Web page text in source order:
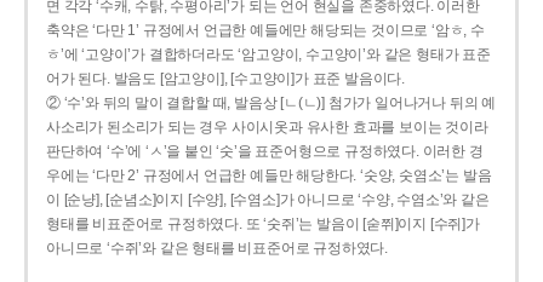
면 각각 ‘수캐, 수탉, 수평아리’가 되는 언어 현실을 존중하였다. 이러한
축약은 ‘다만 1’ 규정에서 언급한 예들에만 해당되는 것이므로 ‘암ㅎ, 수
ㅎ’에 ‘고양이’가 결합하더라도 ‘암고양이, 수고양이’와 같은 형태가 표준
어가 된다. 발음도 [암고양이], [수고양이]가 표준 발음이다.
② ‘수’와 뒤의 말이 결합할 때, 발음상 [ㄴ(ㄴ)] 첨가가 일어나거나 뒤의 예
사소리가 된소리가 되는 경우 사이시옷과 유사한 효과를 보이는 것이라
판단하여 ‘수’에 ‘ㅅ’을 붙인 ‘숫’을 표준어형으로 규정하였다. 이러한 경
우에는 ‘다만 2’ 규정에서 언급한 예들만 해당한다. ‘숫양, 숫염소’는 발음
이 [순냥], [순념소]이지 [수양], [수염소]가 아니므로 ‘수양, 수염소’와 같은
형태를 비표준어로 규정하였다. 또 ‘숫쥐’는 발음이 [숟쮜]이지 [수쥐]가
아니므로 ‘수쥐’와 같은 형태를 비표준어로 규정하였다.